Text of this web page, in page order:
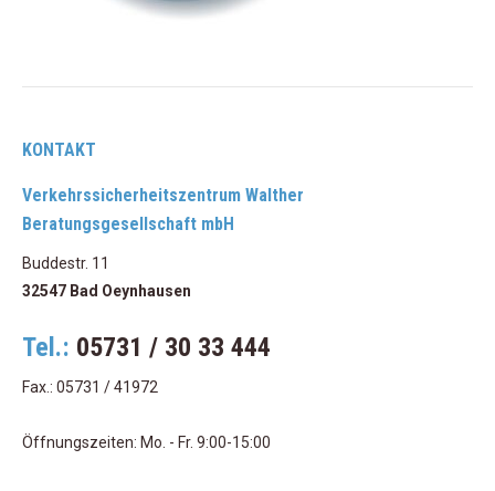
KONTAKT
Verkehrssicherheitszentrum Walther
Beratungsgesellschaft mbH
Buddestr. 11
32547 Bad Oeynhausen
Tel.: 05731 / 30 33 444
Fax.: 05731 / 41972
Öffnungszeiten: Mo. - Fr. 9:00-15:00